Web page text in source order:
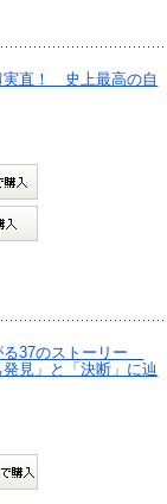
実直！ 史上最高の自
る37のストーリー
見」と「決断」に辿